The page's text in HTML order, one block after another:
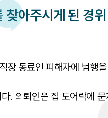
찾아주시게 된 경위
장 동료인 피해자에 범행
. 의뢰인은 집 도어락에